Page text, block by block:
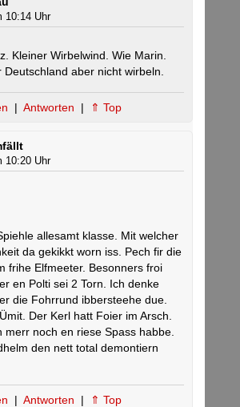
10:14 Uhr
Kleiner Wirbelwind. Wie Marin.
Deutschland aber nicht wirbeln.
| Antworten | ⇑ Top
10:20 Uhr
allesamt klasse. Mit welcher
da gekikkt worn iss. Pech fir die
frihe Elfmeeter. Besonners froi
en Polti sei 2 Torn. Ich denke
die Fohrrund ibbersteehe due.
Der Kerl hatt Foier im Arsch.
merr noch en riese Spass habbe.
den nett total demontiern
| Antworten | ⇑ Top